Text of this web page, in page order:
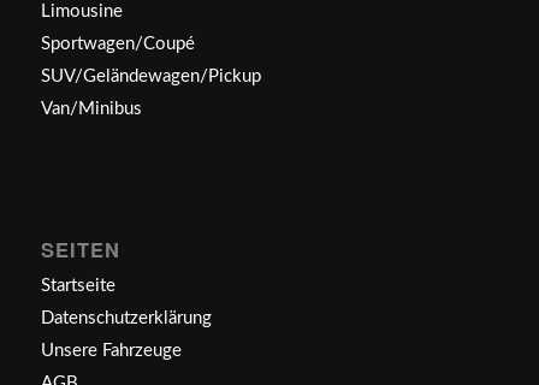
Limousine
Sportwagen/Coupé
SUV/Geländewagen/Pickup
Van/Minibus
SEITEN
Startseite
Datenschutzerklärung
Unsere Fahrzeuge